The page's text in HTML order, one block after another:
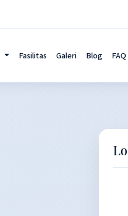
Fasilitas Galeri Blog FAQ